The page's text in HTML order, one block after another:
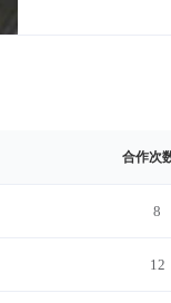
合作次
8
12